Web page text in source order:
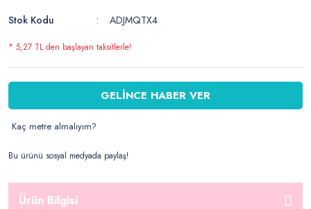
Stok Kodu
ADJMQTX4
* 5,27 TL den başlayan taksitlerle!
GELİNCE HABER VER
Kaç metre almalıyım?
Bu ürünü sosyal medyada paylaş!
Ürün Bilgisi